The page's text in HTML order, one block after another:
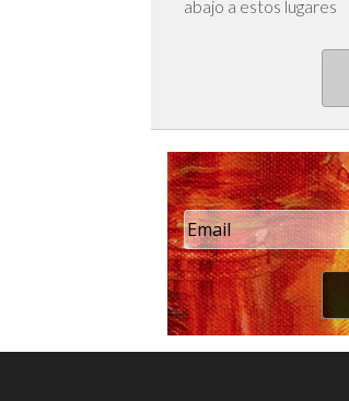
abajo a estos lugares